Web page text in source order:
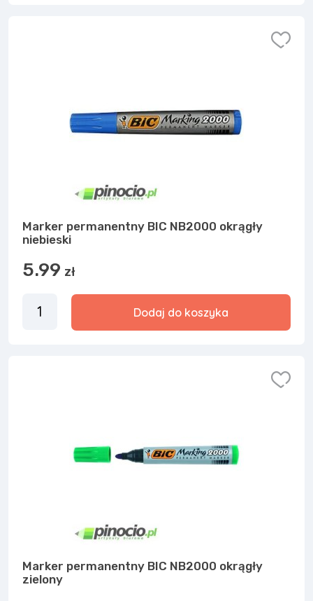
Marker permanentny BIC NB2000 okrągły
niebieski
5.99 zł
Dodaj do koszyka
Marker permanentny BIC NB2000 okrągły
zielony